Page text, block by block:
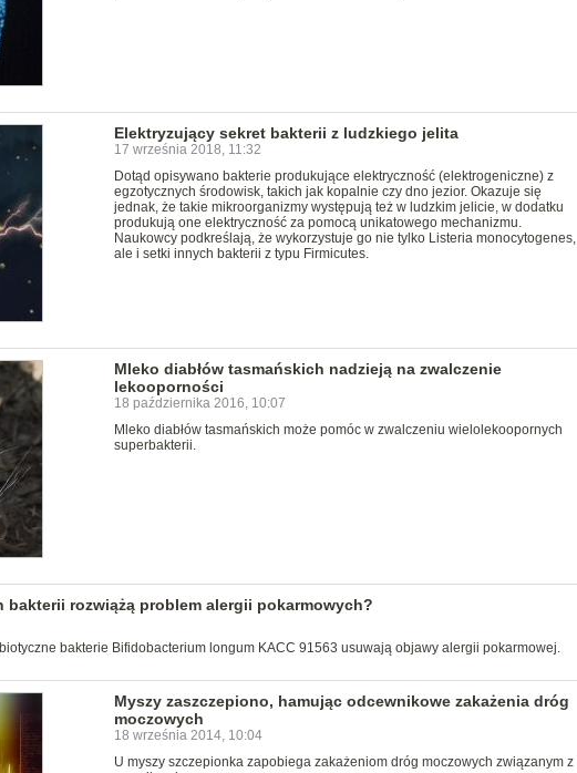
Elektryzujący sekret bakterii z ludzkiego jelita
17 września 2018, 11:32
Dotąd opisywano bakterie produkujące elektryczność (elektrogeniczne) z
egzotycznych środowisk, takich jak kopalnie czy dno jezior. Okazuje się
jednak, że takie mikroorganizmy występują też w ludzkim jelicie, w dodatku
produkują one elektryczność za pomocą unikatowego mechanizmu.
Naukowcy podkreślają, że wykorzystuje go nie tylko Listeria monocytogenes,
ale i setki innych bakterii z typu Firmicutes.
Mleko diabłów tasmańskich nadzieją na zwalczenie
lekooporności
18 października 2016, 10:07
Mleko diabłów tasmańskich może pomóc w zwalczeniu wielolekoopornych
superbakterii.
bakterii rozwiążą problem alergii pokarmowych?
bakterie Bifidobacterium longum KACC 91563 usuwają objawy alergii pokarmowej.
Myszy zaszczepiono, hamując odcewnikowe zakażenia dróg
moczowych
18 września 2014, 10:04
U myszy szczepionka zapobiega zakażeniom dróg moczowych związanym z